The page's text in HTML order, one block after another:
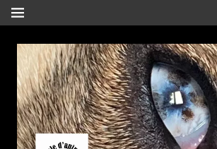
Aller
au
contenu
MENU